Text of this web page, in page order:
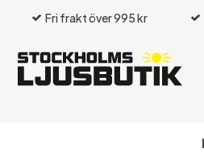
Fri frakt över 995 kr